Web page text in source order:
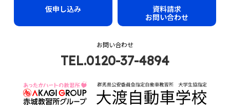
仮申し込み
資料請求
お問い合わせ
お問い合わせ
TEL.0120-37-4894